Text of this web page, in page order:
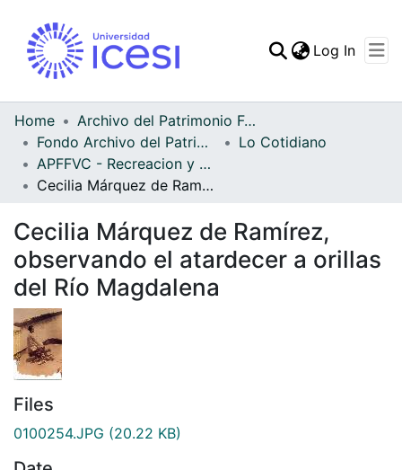
Statistics
Log In
Home
Archivo del Patrimonio Fotográfico y Fílmico del Valle del Cauca
Fondo Archivo del Patrimonio Fotográfico y Fílmico del Valle del Cauca
Lo Cotidiano
APFFVC - Recreacion y Paseo - Patrimonial
Cecilia Márquez de Ramírez, observando el atardecer a orillas del Río Magdalena
Cecilia Márquez de Ramírez,
observando el atardecer a orillas
del Río Magdalena
Files
0100254.JPG (20.22 KB)